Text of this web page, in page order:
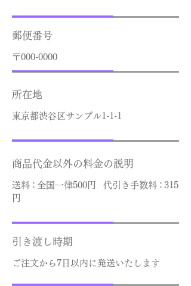
郵便番号
〒000-0000
所在地
東京都渋谷区サンプル1-1-1
商品代金以外の料金の説明
送料： 全国一律500円 代引き手数料： 315
円
引き渡し時期
ご注文から7日以内に発送いたします